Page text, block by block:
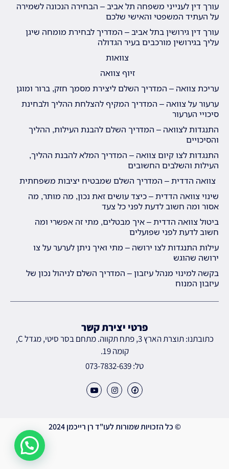
עורך דין לענייני משפחה תל אביב – הבחירה הנכונה לשמירה
על העתיד המשפטי והאישי שלכם
עורך דין גירושין בתל אביב – המדריך לבחירת מומחה שיגן
עליך בגירושין מורכבים בעיר הגדולה
צוואות
זיוף צוואה
עריכת צוואה – המדריך השלם ליצירת מסמך חזק, ברור ומוגן
ערעור על צוואה – המדריך המקיף להצלחת ההליך ולבחינת
סיכויי הערעור
התנגדות לצוואה – המדריך השלם להבנת העילות, ההליך
והסיכויים
התנגדות לצו קיום צוואה – המדריך המלא להבנת ההליך,
העילות והשלבים החשובים
צוואה הדדית – המדריך השלם שמבטיח יציבות משפחתית
שינוי צוואה הדדית – כיצד עושים זאת נכון, מה מותר, מה
אסור ומה חשוב לדעת לפני כל צעד
ביטול צוואה הדדית – איך מבטלים, מתי זה אפשרי ומה
חשוב לדעת לפני שפועלים
עילות התנגדות לצו ירושה – מתי ואיך ניתן לערער על צו
ירושה שהוגש
בקשה למינוי מנהל עיזבון – המדריך השלם לניהול נכון של
עיזבון המנוח
פרטי יצירת קשר
כתובתנו: תוצרת הארץ 3, פתח תקווה. מתחם בסר סיטי, מגדל C,
קומה 19.
טל: 073-7832-639
© כל הזכויות שמורות לעו"ד רן רייכמן 2024